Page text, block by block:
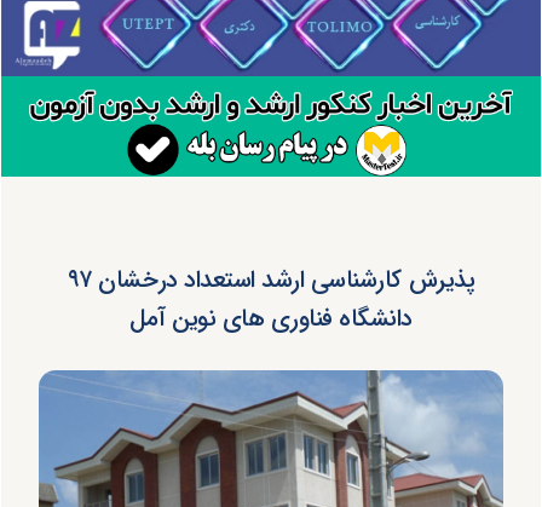
پذیرش کارشناسی ارشد استعداد درخشان ۹۷
دانشگاه فناوری های نوین آمل